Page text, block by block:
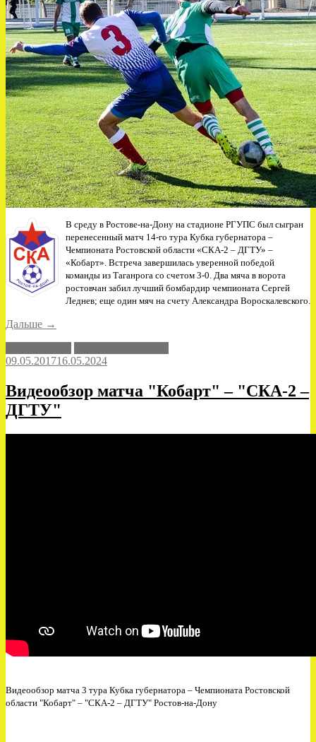
В среду в Ростове-на-Дону на стадионе РГУПС был сыгран
перенесенный матч 14-го тура Кубка губернатора –
Чемпионата Ростовской области «СКА-2 – ДГТУ» –
«Кобарт». Встреча завершилась уверенной победой
команды из Таганрога со счетом 3-0. Два мяча в ворота
ростовчан забил лучший бомбардир чемпионата Сергей
Леднев; еще один мяч на счету Александра Вороскалевского.
Дальше ««Кобарт»
победу
Ростове-
на-
Дону»
→
09.05.201716.05.2024
Видеообзор матча "Кобарт" – "СКА-2 –
ДГТУ"
Видеообзор матча 3 тура Кубка губернатора – Чемпионата Ростовской
области "Кобарт" – "СКА-2 – ДГТУ" Ростов-на-Дону